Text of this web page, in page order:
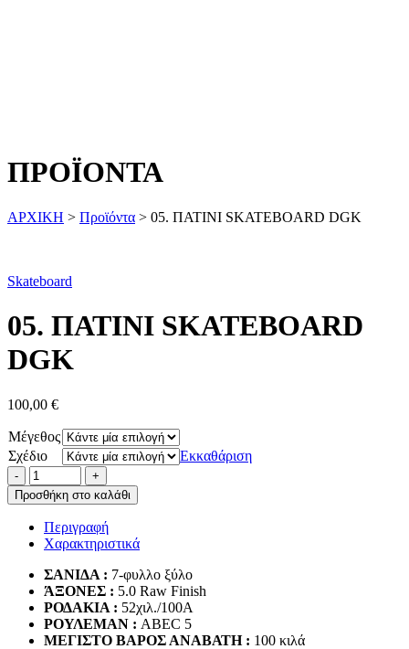
ΠΡΟΪΟΝΤΑ
ΑΡΧΙΚΗ > Προϊόντα > 05. ΠΑΤΙΝΙ SKATEBOARD DGK
Skateboard
05. ΠΑΤΙΝΙ SKATEBOARD
DGK
100,00 €
Μέγεθος
Σχέδιο
Εκκαθάριση
Προσθήκη στο καλάθι
Περιγραφή
Χαρακτηριστικά
ΣΑΝΙΔΑ : 7-φυλλο ξύλο
ΆΞΟΝΕΣ : 5.0 Raw Finish
ΡΟΔΑΚΙΑ : 52χιλ./100Α
ΡΟΥΛΕΜΑΝ : ABEC 5
ΜΕΓΙΣΤΟ ΒΑΡΟΣ ΑΝΑΒΑΤΗ : 100 κιλά